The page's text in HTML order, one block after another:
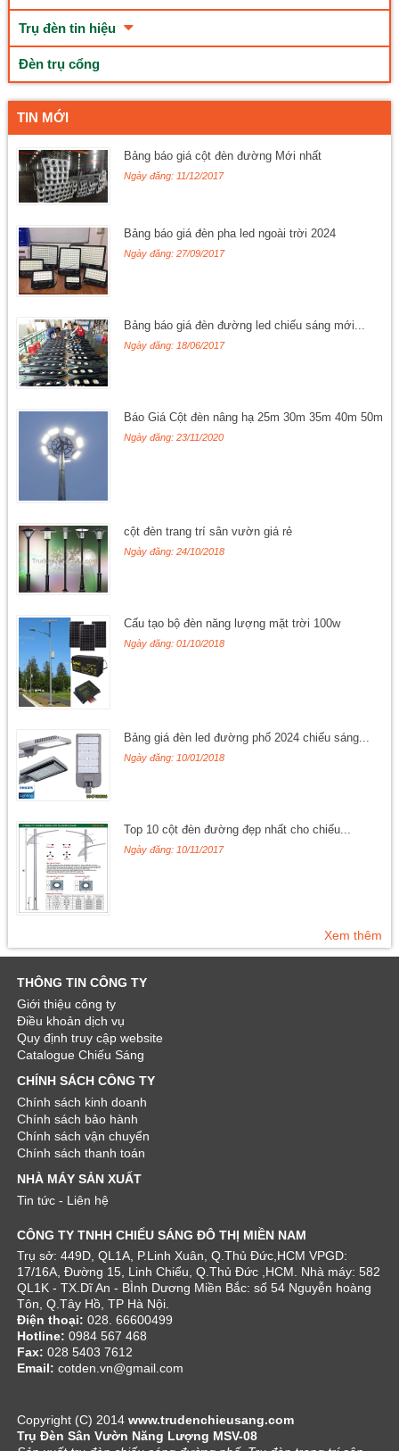
Trụ đèn tin hiệu
Đèn trụ cổng
TIN MỚI
Bảng báo giá cột đèn đường Mới nhất
Ngày đăng: 11/12/2017
Bảng báo giá đèn pha led ngoài trời 2024
Ngày đăng: 27/09/2017
Bảng báo giá đèn đường led chiếu sáng mới...
Ngày đăng: 18/06/2017
Báo Giá Cột đèn nâng hạ 25m 30m 35m 40m 50m
Ngày đăng: 23/11/2020
cột đèn trang trí sân vườn giá rẻ
Ngày đăng: 24/10/2018
Cấu tạo bộ đèn năng lượng mặt trời 100w
Ngày đăng: 01/10/2018
Bảng giá đèn led đường phố 2024 chiếu sáng...
Ngày đăng: 10/01/2018
Top 10 cột đèn đường đẹp nhất cho chiếu...
Ngày đăng: 10/11/2017
Xem thêm
THÔNG TIN CÔNG TY
Giới thiệu công ty
Điều khoản dịch vụ
Quy định truy cập website
Catalogue Chiếu Sáng
CHÍNH SÁCH CÔNG TY
Chính sách kinh doanh
Chính sách bảo hành
Chính sách vận chuyển
Chính sách thanh toán
NHÀ MÁY SẢN XUẤT
Tin tức - Liên hệ
CÔNG TY TNHH CHIẾU SÁNG ĐÔ THỊ MIỀN NAM
Trụ sở: 449D, QL1A, P.Linh Xuân, Q.Thủ Đức,HCM VPGD:
17/16A, Đường 15, Linh Chiểu, Q.Thủ Đức ,HCM. Nhà máy: 582
QL1K - TX.Dĩ An - BÌnh Dương Miền Bắc: số 54 Nguyễn hoàng
Tôn, Q.Tây Hồ, TP Hà Nội.
Điện thoại: 028. 66600499
Hotline: 0984 567 468
Fax: 028 5403 7612
Email: cotden.vn@gmail.com
Copyright (C) 2014 www.trudenchieusang.com
Trụ Đèn Sân Vườn Năng Lượng MSV-08